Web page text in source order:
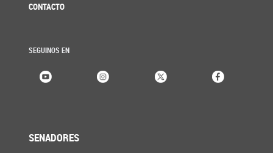
CONTACTO
SEGUINOS EN
SENADORES